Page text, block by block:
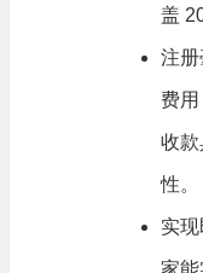
盖
注
费用
收
性。
实
家